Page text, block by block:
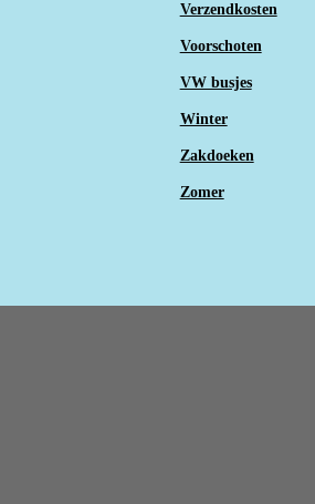
Verzendkosten
Voorschoten
VW busjes
Winter
Zakdoeken
Zomer